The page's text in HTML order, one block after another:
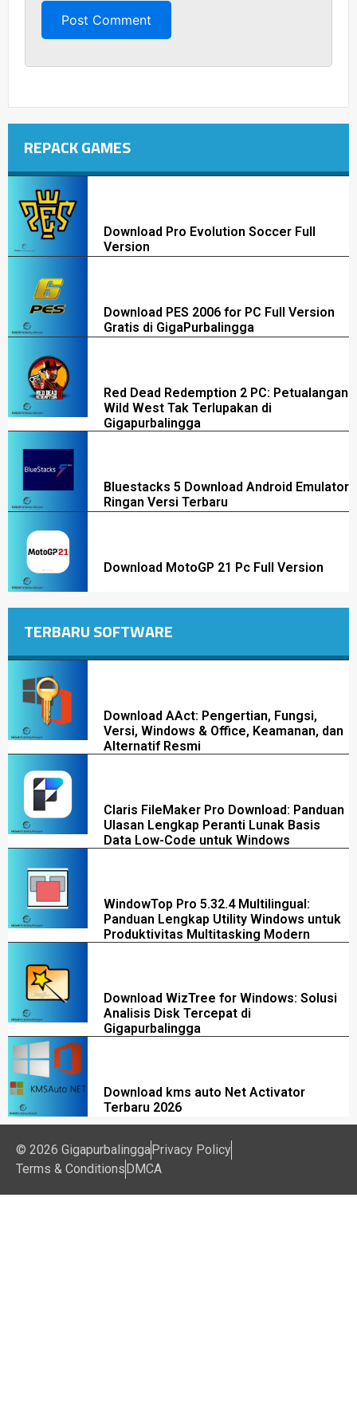
REPACK GAMES
Download Pro Evolution Soccer Full
Version
Download PES 2006 for PC Full Version
Gratis di GigaPurbalingga
Red Dead Redemption 2 PC: Petualangan
Wild West Tak Terlupakan di
Gigapurbalingga
Bluestacks 5 Download Android Emulator
Ringan Versi Terbaru
Download MotoGP 21 Pc Full Version
TERBARU SOFTWARE
Download AAct: Pengertian, Fungsi,
Versi, Windows & Office, Keamanan, dan
Alternatif Resmi
Claris FileMaker Pro Download: Panduan
Ulasan Lengkap Peranti Lunak Basis
Data Low-Code untuk Windows
WindowTop Pro 5.32.4 Multilingual:
Panduan Lengkap Utility Windows untuk
Produktivitas Multitasking Modern
Download WizTree for Windows: Solusi
Analisis Disk Tercepat di
Gigapurbalingga
Download kms auto Net Activator
Terbaru 2026
© 2026 GigapurbalinggaPrivacy Policy
Terms & ConditionsDMCA